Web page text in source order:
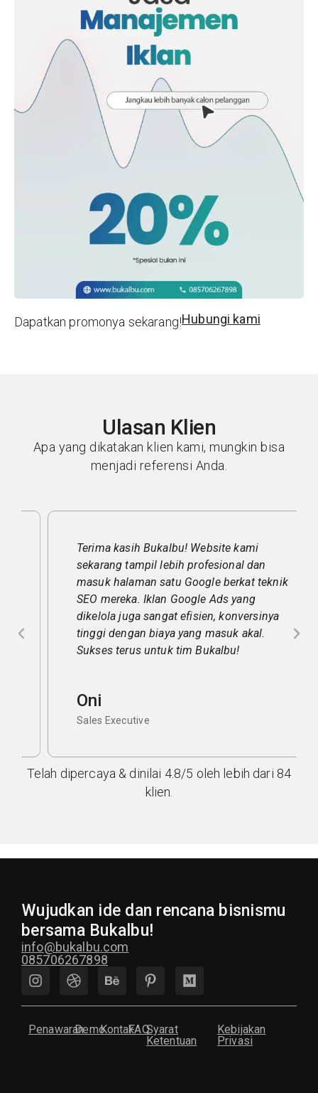
Dapatkan promonya sekarang!Hubungi kami
Ulasan Klien
Apa yang dikatakan klien kami, mungkin bisa
menjadi referensi Anda.
Terima kasih Bukalbu! Website kami
sekarang tampil lebih profesional dan
masuk halaman satu Google berkat teknik
SEO mereka. Iklan Google Ads yang
dikelola juga sangat efisien, konversinya
tinggi dengan biaya yang masuk akal.
Sukses terus untuk tim Bukalbu!
Sales Executive
Telah dipercaya & dinilai 4.8/5 oleh lebih dari 84
klien.
Wujudkan ide dan rencana bisnismu
bersama Bukalbu!
info@bukalbu.com
085706267898
PenawaranDemoKontakFAQSyarat
Ketentuan
Kebijakan
Privasi